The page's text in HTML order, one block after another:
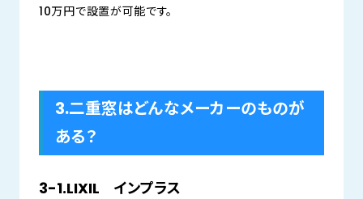
10万円で設置が可能です。
3.二重窓はどんなメーカーのものが
ある？
3-1.LIXIL インプラス